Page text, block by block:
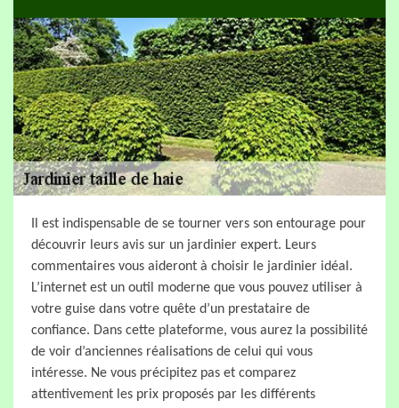
Il est indispensable de se tourner vers son entourage pour
découvrir leurs avis sur un jardinier expert. Leurs
commentaires vous aideront à choisir le jardinier idéal.
L’internet est un outil moderne que vous pouvez utiliser à
votre guise dans votre quête d’un prestataire de
confiance. Dans cette plateforme, vous aurez la possibilité
de voir d’anciennes réalisations de celui qui vous
intéresse. Ne vous précipitez pas et comparez
attentivement les prix proposés par les différents